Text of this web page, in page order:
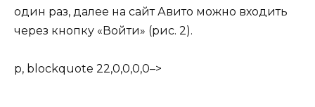
один раз, далее на сайт Авито можно входить
через кнопку «Войти» (рис. 2).
p, blockquote 22,0,0,0,0–>